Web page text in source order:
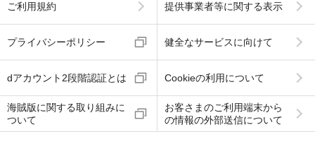
ご利用規約 提供事業者等に関する表示
プライバシーポリシー 健全なサービスに向けて
dアカウント2段階認証とは Cookieの利用について
海賊版に関する取り組みに
ついて
お客さまのご利用端末から
の情報の外部送信について